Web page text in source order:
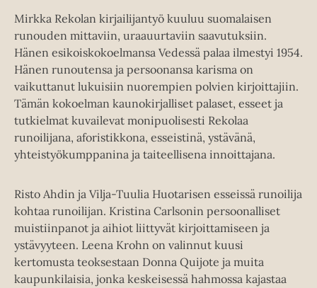
Mirkka Rekolan kirjailijantyö kuuluu suomalaisen
runouden mittaviin, uraauurtaviin saavutuksiin.
Hänen esikoiskokoel­mansa Vedessä palaa ilmestyi 1954.
Hänen runoutensa ja persoonansa karisma on
vaikuttanut lukuisiin nuorempien polvien kirjoittajiin.
Tämän kokoelman kaunokirjalliset palaset, esseet ja
tutkielmat kuvailevat monipuolisesti Rekolaa
runoilijana, aforistikkona, esseistinä, ystävänä,
yhteistyökumppanina ja taiteellisena innoittajana.
Risto Ahdin ja Vilja-Tuulia Huotarisen esseissä runoilija
kohtaa runoilijan. Kristina Carlsonin persoonalliset
muistiinpanot ja aihiot liittyvät kirjoittamiseen ja
ystävyyteen. Leena Krohn on valinnut kuusi
kertomusta teoksestaan Donna Quijote ja muita
kaupunkilaisia, jonka keskeisessä hahmossa kajastaa